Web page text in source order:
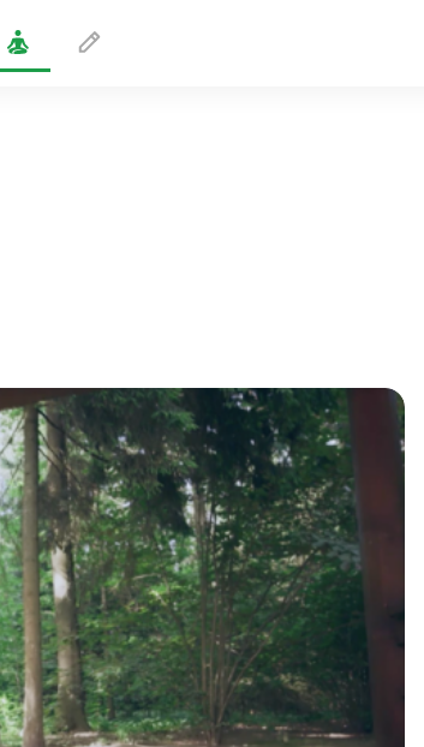
Voix de l'instructeur
le vol de l'âme 01:44
paix intérieure 01:27
rêves du matin
fraîcheur de la forêt
pluie d'été 02:00
silence des montagnes 02:00